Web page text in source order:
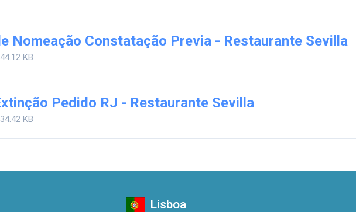
Nomeação Constatação Previa - Restaurante Sevilla
KB
Pedido RJ - Restaurante Sevilla
KB
Lisboa